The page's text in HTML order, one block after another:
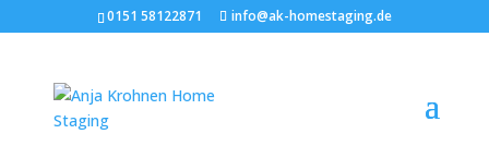
0151 58122871 info@ak-homestaging.de